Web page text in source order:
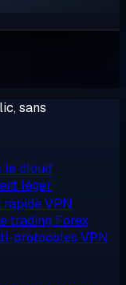
sans
le cloud
léger
VPN
trading Forex
protocoles VPN